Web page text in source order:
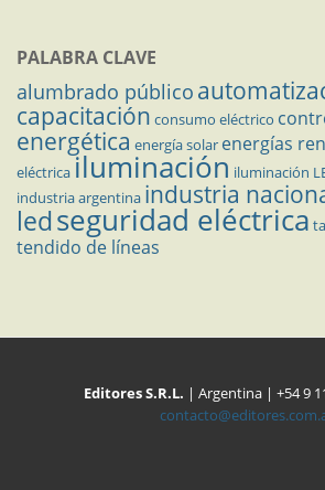
PALABRA CLAVE
alumbrado público
capacitación consumo eléctrico
energética energía solar energías
eléctricailuminación iluminación
industria argentina industria
ledseguridad eléctrica
tendido de líneas
Editores S.R.L. | Argentina | +54 9